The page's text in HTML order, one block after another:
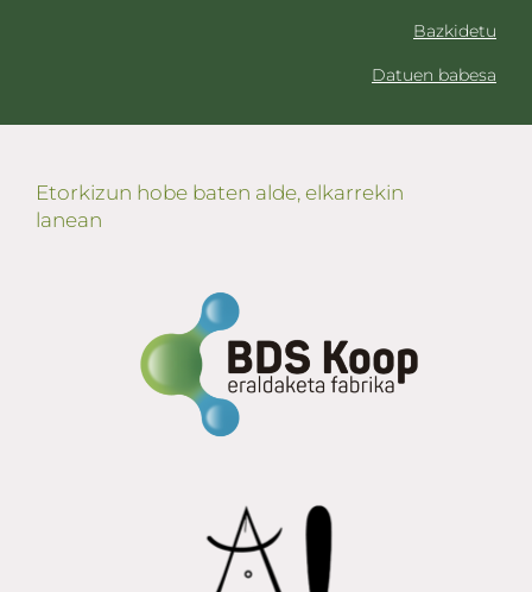
Bazkidetu
Datuen babesa
Etorkizun hobe baten alde, elkarrekin
lanean